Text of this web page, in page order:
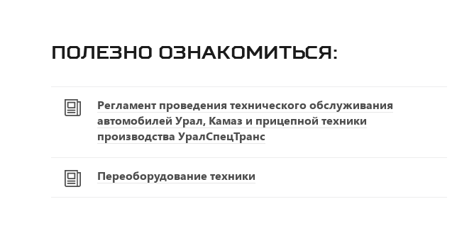
Полезно ознакомиться:
Регламент проведения технического обслуживания
автомобилей Урал, Камаз и прицепной техники
производства УралСпецТранс
Переоборудование техники